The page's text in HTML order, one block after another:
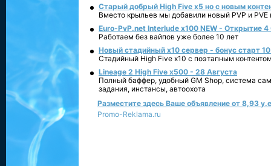
Старый добрый High Five x5 но с новым
Вместо крыльев мы добавили новый PVP и PVE
Euro-PvP.net Interlude х100 NEW - Открытие 4
Работаем без вайпов уже более 10 лет
Новый стадийный х10 сервер - бонус старт
Стадийный High Five x10 с поэтапным
Lineage 2 High Five x500 - 28 Августа
Полный баффер, удобный GM Shop, система
задания, инстансы, автоохота
Разместите здесь Ваше объявление от 8,93
Promo-Reklama.ru